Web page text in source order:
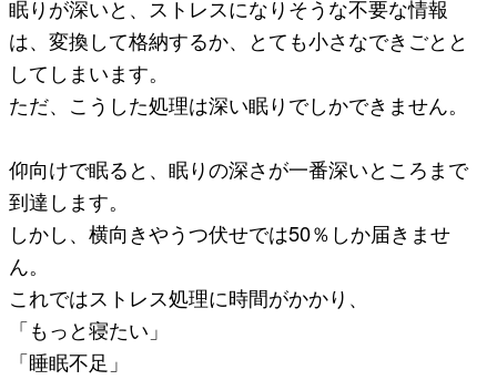
眠りが深いと、ストレスになりそうな不要な情報
は、変換して格納するか、とても小さなできごとと
してしまいます。
ただ、こうした処理は深い眠りでしかできません。
仰向けで眠ると、眠りの深さが一番深いところまで
到達します。
しかし、横向きやうつ伏せでは50％しか届きませ
ん。
これではストレス処理に時間がかかり、
「もっと寝たい」
「睡眠不足」